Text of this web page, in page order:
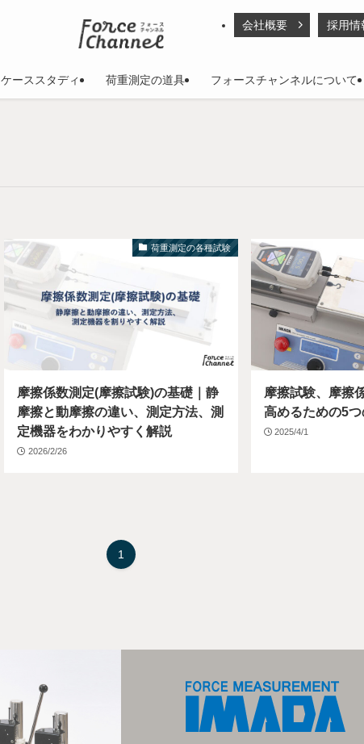
ケーススタディ 荷重測定の道具 フォースチャンネルについて
会社概要 採用情
荷重測定の各種試験
摩擦係数測定(摩擦試験)の基礎｜静
摩擦と動摩擦の違い、測定方法、測
定機器をわかりやすく解説
2026/2/26
摩擦試験、摩擦
高めるための5つ
2025/4/1
1